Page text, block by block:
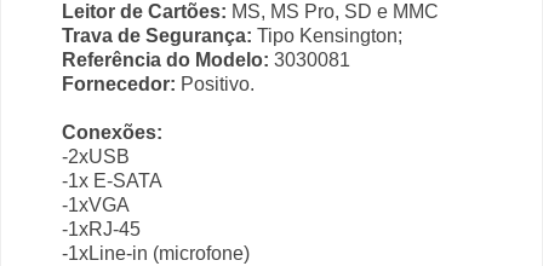
Leitor de Cartões: MS, MS Pro, SD e MMC
Trava de Segurança: Tipo Kensington;
Referência do Modelo: 3030081
Fornecedor: Positivo.
Conexões:
-2xUSB
-1x E-SATA
-1xVGA
-1xRJ-45
-1xLine-in (microfone)